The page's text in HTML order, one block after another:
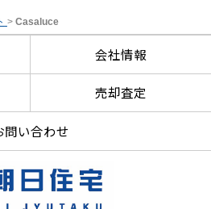
> Casaluce
会社情報
売却査定
問い合わせ